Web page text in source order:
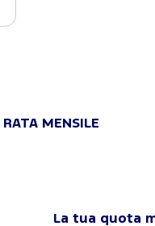
MENSILE
La tua quota